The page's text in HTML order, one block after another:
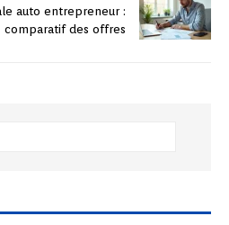
auto entrepreneur :
comparatif des offres